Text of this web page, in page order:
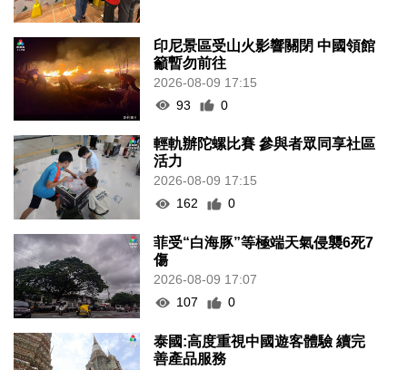
印尼景區受山火影響關閉 中國領館
籲暫勿前往
2026-08-09 17:15
93
0
輕軌辦陀螺比賽 參與者眾同享社區
活力
2026-08-09 17:15
162
0
菲受“白海豚”等極端天氣侵襲6死7
傷
2026-08-09 17:07
107
0
泰國:高度重視中國遊客體驗 續完
善產品服務